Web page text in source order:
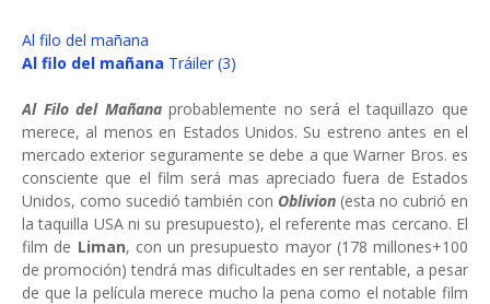
Al filo del mañana
Al filo del mañana Tráiler (3)
Al Filo del Mañanaprobablemente no será el taquillazo que
merece, al menos en Estados Unidos. Su estreno antes en el
mercado exterior seguramente se debe a que Warner Bros. es
consciente que el film será mas apreciado fuera de Estados
Unidos, como sucedió también con Oblivion (esta no cubrió en
la taquilla USA ni su presupuesto), el referente mas cercano. El
film de Liman, con un presupuesto mayor (178 millones+100
de promoción) tendrá mas dificultades en ser rentable, a pesar
de que la película merece mucho la pena como el notable film